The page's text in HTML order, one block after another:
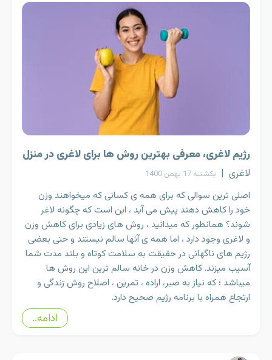
رژیم لاغری، معرفی بهترین روش ها برای لاغری در منزل
لاغری | یکشنبه 17 بهمن 1400
اصلی ترین سوالی که برای همه ی کسانی که میخواهند وزن
خود را کاهش دهند پیش می آید ، این است که چگونه لاغر
شوند؟ همانطور که میدانید ، روش های زیادی برای کاهش وزن
و لاغری وجود دارد ، اما همه ی آنها سالم نیستند و حتی بعضی
رژیم های ناگهانی در حقیقت به سلامت کوتاه و بلند مدت شما
آسیب میزند. کاهش وزن در خانه سالم ترین این روش ها
میباشد ؛ که نیاز به صبر، اراده ، تمرین ، اصلاح روش زندگی و
ارتجاع همراه با برنامه رژیم صحیح دارد.
ادامه..